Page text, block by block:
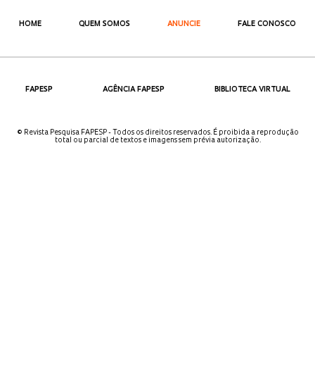
HOME QUEM SOMOS ANUNCIE FALE CONOSCO
FAPESP AGÊNCIA FAPESP BIBLIOTECA VIRTUAL
© Revista Pesquisa FAPESP - Todos os direitos reservados. É proibida a reprodução
total ou parcial de textos e imagens sem prévia autorização.